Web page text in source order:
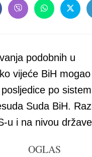
Opens
in
Opens
in
Opens
in
podobnih u
vijeće BiH
po
Suda BiH.
u i na nivou
OGLAS